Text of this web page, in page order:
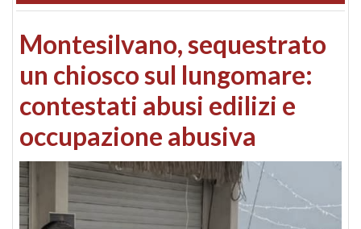
Montesilvano, sequestrato
un chiosco sul lungomare:
contestati abusi edilizi e
occupazione abusiva